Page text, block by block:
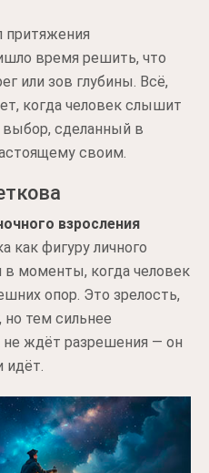
притяжения
время решить, что
или зов глубины. Всё,
когда человек слышит
выбор, сделанный в
своим.
взросления
как фигуру личного
в моменты, когда человек
опор. Это зрелость,
но тем сильнее
не ждёт разрешения — он
идёт.